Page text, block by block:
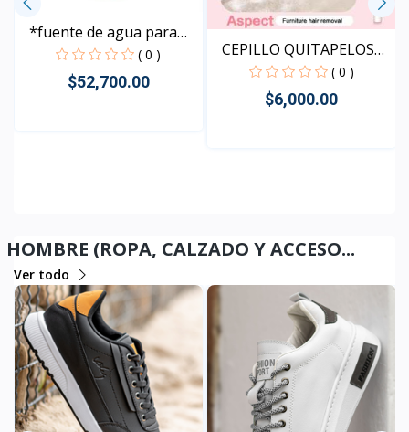
*fuente de agua para
ma...
( 0 )
$52,700.00
CEPILLO QUITAPELOS
DS10...
( 0 )
$6,000.00
HOMBRE (ROPA, CALZADO Y ACCESO...
Ver todo